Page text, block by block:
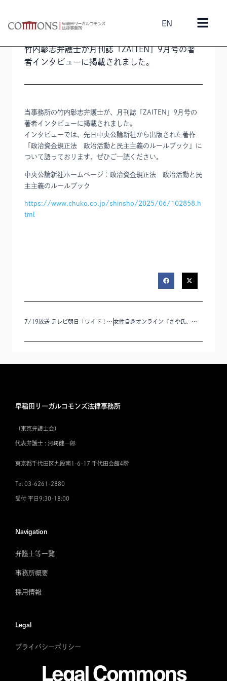
EN
2025年8月1日 竹内彰志
竹内彰志弁護士が月刊誌「ZAITEN」9月号の著
者インタビューに掲載されました。
当事務所の竹内彰志弁護士が、月刊誌「ZAITEN」9月号の
著者インタビューに掲載されました。
インタビューでは、先日中央公論新社から出版された著作
「政治資金規正法 政治活動と民主主義のルールブック」に
ついて語っております。ぜひご一読ください。
中央公論新社ホームページ：政治資金規正法 政治活動と民
主主義のルールブック
https://www.chuko.co.jp/shinsho/2025/06/102858.h
tml
7/19放送 テレビ朝日「ワイド！スクランブル」「参院選 有権者が気を付けることは？ 投票用紙に鉛筆で書く理由」に竹内彰志弁護士のコメントが掲載されました。 女性自身オンライン『さや氏、蓮舫氏が参院選中に指摘された公選法への抵触疑惑…それでも“当選無効”にならない理由《専門家が解説》』に竹内彰志弁護士の解説が掲載されました。
早稲田リーガルコモンズ法律事務所
（東京弁護士会）
代表弁護士 : 河﨑健一郎
東京都千代田区九段南1-6-17 千代田会館4階
Tel 03-6261-2880
受付 平日9:30-18:00
Navigation
弁護士等一覧
事務所概要
採用情報
Legal
プライバシーポリシー
Legal Commons